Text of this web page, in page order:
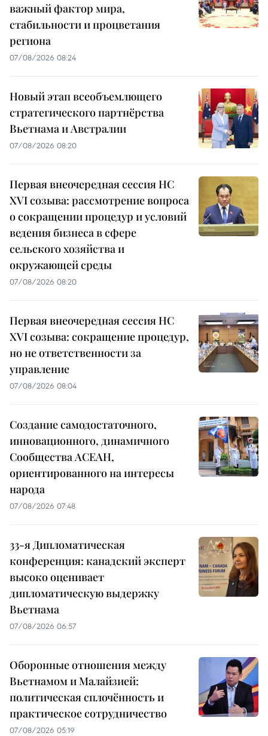
важный фактор мира,
стабильности и процветания
региона
07/08/2026 08:24
Новый этап всеобъемлющего
стратегического партнёрства
Вьетнама и Австралии
07/08/2026 08:20
Первая внеочередная сессия НС
XVI созыва: рассмотрение вопроса
о сокращении процедур и условий
ведения бизнеса в сфере
сельского хозяйства и
окружающей среды
07/08/2026 08:20
Первая внеочередная сессия НС
XVI созыва: сокращение процедур,
но не ответственности за
управление
07/08/2026 08:04
Создание самодостаточного,
инновационного, динамичного
Сообщества АСЕАН,
ориентированного на интересы
народа
07/08/2026 07:48
33-я Дипломатическая
конференция: канадский эксперт
высоко оценивает
дипломатическую выдержку
Вьетнама
07/08/2026 06:57
Оборонные отношения между
Вьетнамом и Малайзией:
политическая сплочённость и
практическое сотрудничество
07/08/2026 05:19